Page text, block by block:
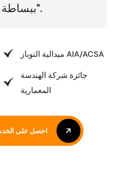
ببساطة "لعبوا مباراة أفضل".
ميدالية التوباز AIA/ACSA
جائزة شركة الهندسة
المعمارية